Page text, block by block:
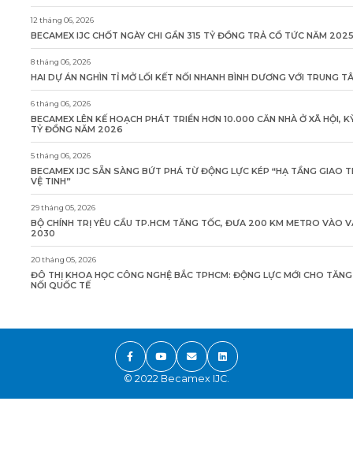
12 tháng 06, 2026
BECAMEX IJC CHỐT NGÀY CHI GẦN 315 TỶ ĐỒNG TRẢ CỔ TỨC NĂM 2025
8 tháng 06, 2026
HAI DỰ ÁN NGHÌN TỈ MỞ LỐI KẾT NỐI NHANH BÌNH DƯƠNG VỚI TRUNG
6 tháng 06, 2026
BECAMEX LÊN KẾ HOẠCH PHÁT TRIỂN HƠN 10.000 CĂN NHÀ Ở XÃ HỘI,
TỶ ĐỒNG NĂM 2026
5 tháng 06, 2026
BECAMEX IJC SẴN SÀNG BỨT PHÁ TỪ ĐỘNG LỰC KÉP “HẠ TẦNG GIAO
VỆ TINH”
29 tháng 05, 2026
BỘ CHÍNH TRỊ YÊU CẦU TP.HCM TĂNG TỐC, ĐƯA 200 KM METRO VÀO
2030
20 tháng 05, 2026
ĐÔ THỊ KHOA HỌC CÔNG NGHỆ BẮC TPHCM: ĐỘNG LỰC MỚI CHO
NỐI QUỐC TẾ
© 2022 Becamex IJC.